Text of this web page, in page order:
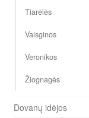
Tiarėlės
Vaisginos
Veronikos
Žiognagės
Dovanų idėjos